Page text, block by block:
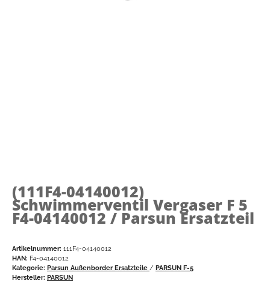
(111F4-04140012)
Schwimmerventil Vergaser F 5
F4-04140012 / Parsun Ersatzteil
Artikelnummer: 111F4-04140012
HAN: F4-04140012
Kategorie: Parsun Außenborder Ersatzteile / PARSUN F-5
Hersteller: PARSUN